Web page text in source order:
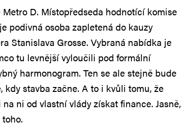
D. Místopředseda hodnotící komise
podivná osoba zapletená do kauzy
Stanislava Grosse. Vybraná nabídka je
tu levnější vyloučili pod formální
harmonogram. Ten se ale stejně bude
kdy stavba začne. A to i kvůli tomu, že
ni od vlastní vlády získat finance. Jasně,